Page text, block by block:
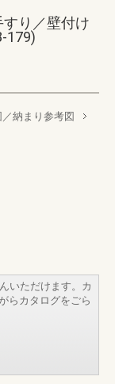
り／壁付け
179)
納まり参考図
いただけます。カ
らカタログをごら